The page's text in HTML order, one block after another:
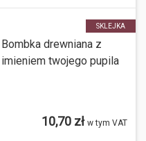
SKLEJKA
Bombka drewniana z
imieniem twojego pupila
10,70 zł w tym VAT